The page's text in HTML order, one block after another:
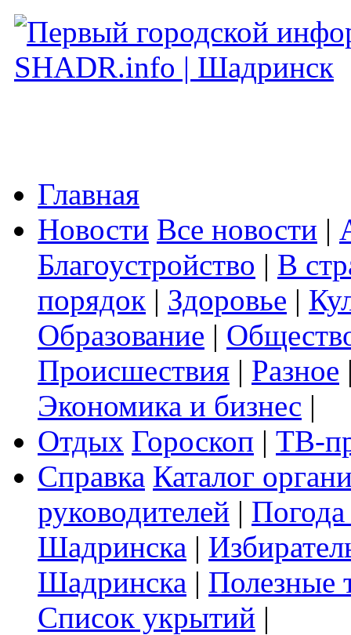
Главная
Новости Все новости |
Благоустройство | В
порядок | Здоровье |
Образование |
Происшествия | Разное
Экономика и бизнес |
Отдых Гороскоп | ТВ-
Справка Каталог
руководителей |
Шадринска |
Шадринска | Полезные
Список укрытий |